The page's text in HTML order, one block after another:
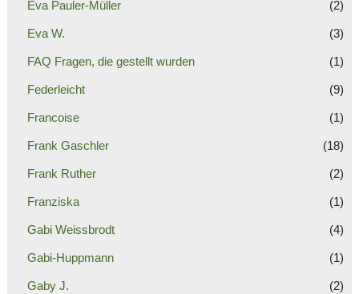
Eva Pauler-Müller (2)
Eva W. (3)
FAQ Fragen, die gestellt wurden (1)
Federleicht (9)
Francoise (1)
Frank Gaschler (18)
Frank Ruther (2)
Franziska (1)
Gabi Weissbrodt (4)
Gabi-Huppmann (1)
Gaby J. (2)